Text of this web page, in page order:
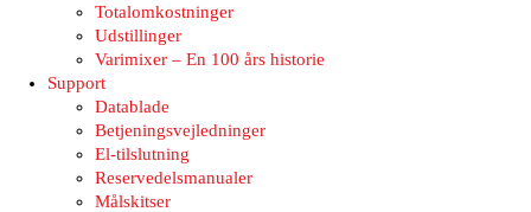
Totalomkostninger
Udstillinger
Varimixer – En 100 års historie
Support
Datablade
Betjeningsvejledninger
El-tilslutning
Reservedelsmanualer
Målskitser